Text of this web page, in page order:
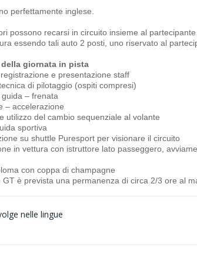
perfettamente inglese.
possono recarsi in circuito insieme al
essendo tali auto 2 posti, uno riservato al
della giornata in pista
e presentazione staff
di pilotaggio (ospiti compresi)
– frenata
– accelerazione
utilizzo del cambio sequenziale al volante
sportiva
su shuttle Puresport per visionare il circuito
in vettura con istruttore lato passeggero,
con coppa di champagne
GT è prevista una permanenza di circa 2/3 ore al
nelle lingue